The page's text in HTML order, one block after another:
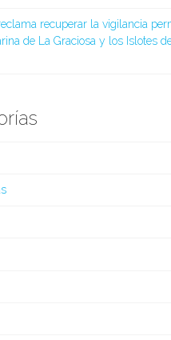
recuperar la vigilancia
de La Graciosa y los Islotes